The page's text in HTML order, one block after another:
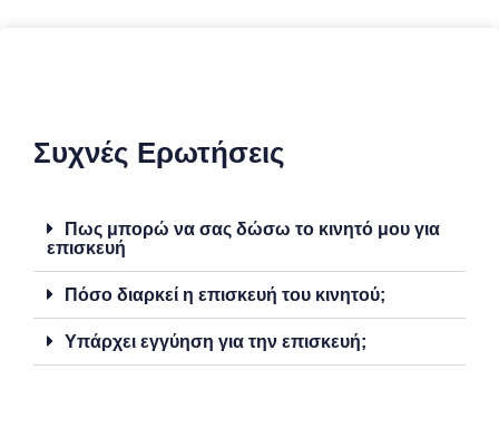
Συχνές Ερωτήσεις
Πως μπορώ να σας δώσω το κινητό μου για
επισκευή
Πόσο διαρκεί η επισκευή του κινητού;
Υπάρχει εγγύηση για την επισκευή;